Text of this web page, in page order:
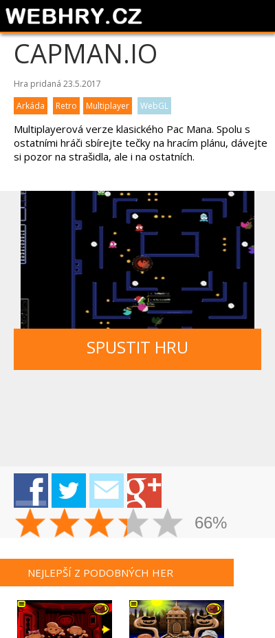
CAPMAN.IO
Hra pridaná 23.5.2017
Arkáda
Retro Multiplayer WebGL
Multiplayerová verze klasického Pac Mana. Spolu s
ostatními hráči sbírejte tečky na hracím plánu, dávejte
si pozor na strašidla, ale i na ostatních.
SPUSTIT HRU
66%
NEJLEPŠÍ Z PODOBNÝCH HER